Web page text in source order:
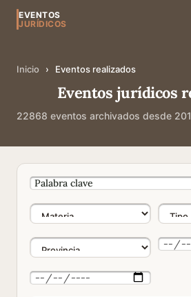
EVENTOS
JURÍDICOS
Inicio › Eventos realizados
Eventos jurídicos
22868 eventos archivados desde